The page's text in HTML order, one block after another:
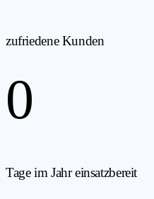
zufriedene Kunden
0
Tage im Jahr einsatzbereit